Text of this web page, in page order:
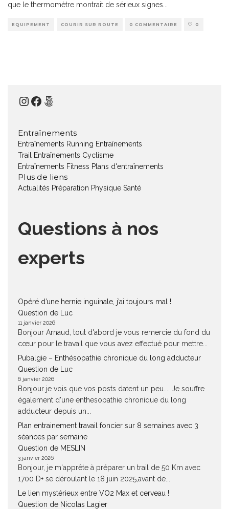
que le thermomètre montrait de sérieux signes
EQUIPEMENT COURIR SUR ROUTE 0 COMMENTAIRE 0
Instagram
Facebook
500px
Entraînements
Entraînements Running Entraînements
Trail
Entraînements Cyclisme
Entraînements Fitness Plans d'entraînements
Plus de liens
Actualités Préparation Physique Santé
Questions à nos
experts
Opéré d’une hernie inguinale, j’ai toujours mal !
Question de Luc
11 janvier 2026
Bonjour Arnaud, tout d'abord je vous remercie du fond du
cœur pour le travail que vous avez effectué pour mettre...
Pubalgie – Enthésopathie chronique du long adducteur
Question de Luc
6 janvier 2026
Bonjour je vois que vos posts datent un peu.... Je souffre
également d'une enthesopathie chronique du long
adducteur depuis un...
Plan entrainement travail foncier sur 8 semaines avec 3
séances par semaine
Question de MESLIN
3 janvier 2026
Bonjour, je m'apprête à préparer un trail de 50 Km avec
1700 D+ se déroulant le 18 juin 2025,avant de...
Le lien mystérieux entre VO2 Max et cerveau !
Question de Nicolas Lagier